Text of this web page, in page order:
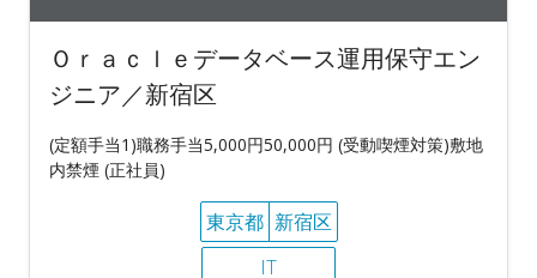
Ｏｒａｃｌｅデータベース運用保守エン
ジニア／新宿区
(定額手当1)職務手当5,000円50,000円 (受動喫煙対策)敷地
内禁煙 (正社員)
東京都 新宿区
IT